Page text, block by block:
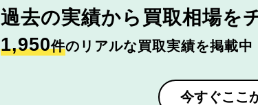
過去の実績から 買取相場を
1,950件のリアルな買取実績を掲載中
今すぐここ